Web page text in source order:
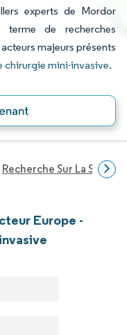
experts de Mordor
de recherches
majeurs présents
chirurgie mini-invasive.
Recherche Sur La Santé
Europe -